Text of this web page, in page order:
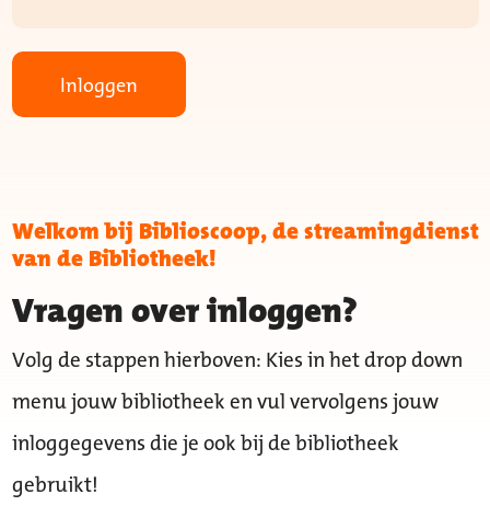
Inloggen
Welkom bij Biblioscoop, de streamingdienst
van de Bibliotheek!
Vragen over inloggen?
Volg de stappen hierboven: Kies in het drop down
menu jouw bibliotheek en vul vervolgens jouw
inloggegevens die je ook bij de bibliotheek
gebruikt!